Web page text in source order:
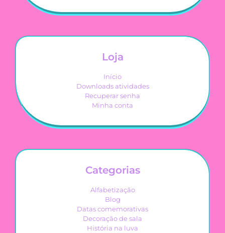
Loja
Início
Downloads atividades
Recuperar senha
Minha conta
Categorias
Alfabetização
Blog
Datas comemorativas
Decoração de sala
História na luva